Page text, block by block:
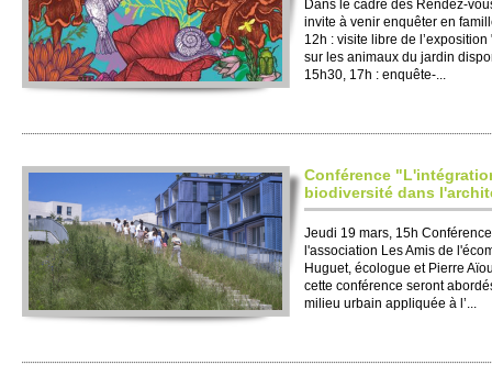
Dans le cadre des Rendez-
invite à venir enquêter en
12h : vi­site libre de
sur les animaux du jardin
15h30, 17h : enquête-...
Conférence
biodiversité dans
Jeudi 19 mars, 15h
l'association Les Amis de
Huguet, écologue et Pierre
cette conférence seront
milieu urbain appliquée à l’...